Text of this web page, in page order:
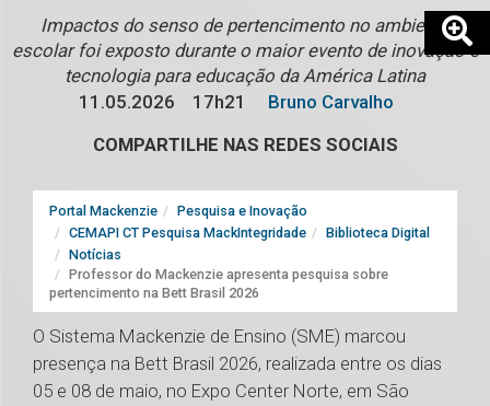
Impactos do senso de pertencimento no ambiente
escolar foi exposto durante o maior evento de inovação e
tecnologia para educação da América Latina
11.05.2026
17h21
Bruno Carvalho
COMPARTILHE NAS REDES SOCIAIS
Portal Mackenzie
Pesquisa e Inovação
CEMAPI CT Pesquisa MackIntegridade
Biblioteca Digital
Notícias
Professor do Mackenzie apresenta pesquisa sobre
pertencimento na Bett Brasil 2026
O Sistema Mackenzie de Ensino (SME) marcou
presença na Bett Brasil 2026, realizada entre os dias
05 e 08 de maio, no Expo Center Norte, em São